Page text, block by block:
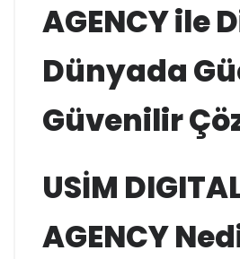
AGENCY ile
Dünyada
Güvenilir
USİM
AGENCY